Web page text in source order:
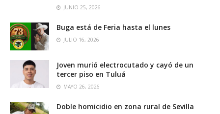
JUNIO 25, 2026
Buga está de Feria hasta el lunes
JULIO 16, 2026
Joven murió electrocutado y cayó de un
tercer piso en Tuluá
MAYO 26, 2026
Doble homicidio en zona rural de Sevilla